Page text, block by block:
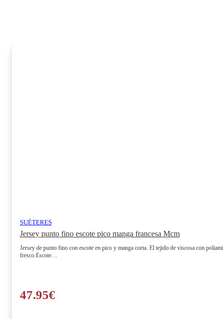
SUÉTERES
Jersey punto fino escote pico manga francesa Mcm
Jersey de punto fino con escote en pico y manga corta. El tejido de viscosa con
fresco.Escote…
47.95€